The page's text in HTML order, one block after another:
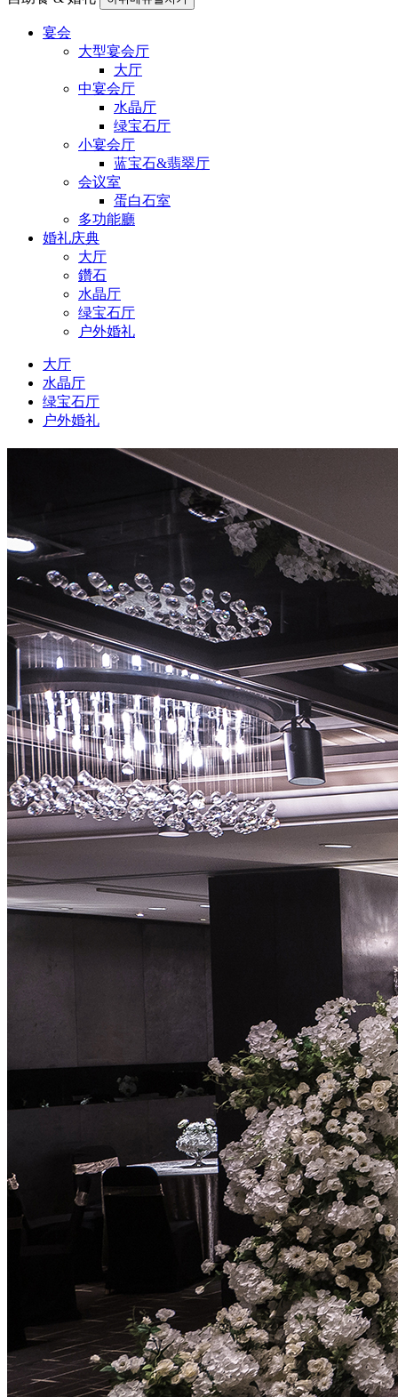
宴会
大型宴会厅
大厅
中宴会厅
水晶厅
绿宝石厅
小宴会厅
蓝宝石&翡翠厅
会议室
蛋白石室
多功能廳
婚礼庆典
大厅
鑽石
水晶厅
绿宝石厅
户外婚礼
大厅
水晶厅
绿宝石厅
户外婚礼